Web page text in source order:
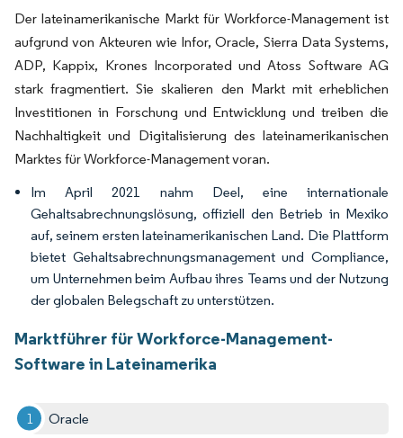
Der lateinamerikanische Markt für Workforce-Management ist
aufgrund von Akteuren wie Infor, Oracle, Sierra Data Systems,
ADP, Kappix, Krones Incorporated und Atoss Software AG
stark fragmentiert. Sie skalieren den Markt mit erheblichen
Investitionen in Forschung und Entwicklung und treiben die
Nachhaltigkeit und Digitalisierung des lateinamerikanischen
Marktes für Workforce-Management voran.
Im April 2021 nahm Deel, eine internationale
Gehaltsabrechnungslösung, offiziell den Betrieb in Mexiko
auf, seinem ersten lateinamerikanischen Land. Die Plattform
bietet Gehaltsabrechnungsmanagement und Compliance,
um Unternehmen beim Aufbau ihres Teams und der Nutzung
der globalen Belegschaft zu unterstützen.
Marktführer für Workforce-Management-
Software in Lateinamerika
Oracle